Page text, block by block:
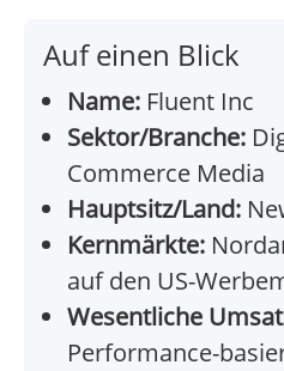
Auf einen Blick
Name: Fluent Inc
Sektor/Branche:
Commerce Media
Hauptsitz/Land:
Kernmärkte:
auf den US-
Wesentliche
Performance-